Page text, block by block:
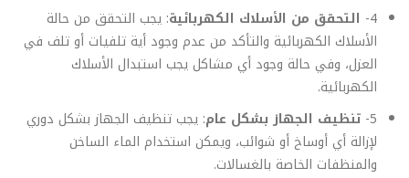
4- التحقق من الأسلاك الكهربائية: يجب التحقق من حالة
الأسلاك الكهربائية والتأكد من عدم وجود أية تلفيات أو تلف في
العزل، وفي حالة وجود أي مشاكل يجب استبدال الأسلاك
الكهربائية.
5- تنظيف الجهاز بشكل عام: يجب تنظيف الجهاز بشكل دوري
لإزالة أي أوساخ أو شوائب، ويمكن استخدام الماء الساخن
والمنظفات الخاصة بالغسالات.